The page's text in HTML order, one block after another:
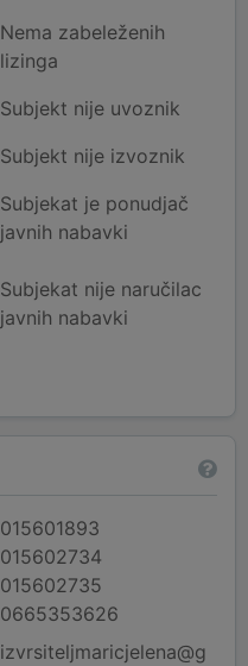
Nema zabeleženih
lizinga
Subjekt nije uvoznik
Subjekt nije izvoznik
Subjekat je ponudjač
javnih nabavki
Subjekat nije naručilac
javnih nabavki
015601893
015602734
015602735
0665353626
izvrsiteljmaricjelena@g